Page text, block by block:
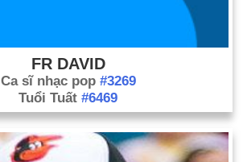
FR DAVID
Ca sĩ nhạc pop #3269
Tuổi Tuất #6469